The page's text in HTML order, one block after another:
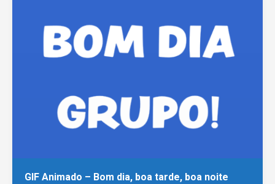
GIF Animado – Bom dia, boa tarde, boa noite